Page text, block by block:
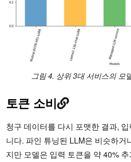
그림 4. 상위 3대 서비스의 모
토큰 소비
청구 데이터를 다시 포맷한 결과,
니다. 파인 튜닝된 LLM은 비슷하거
지만 모델은 입력 토큰을 약 40%